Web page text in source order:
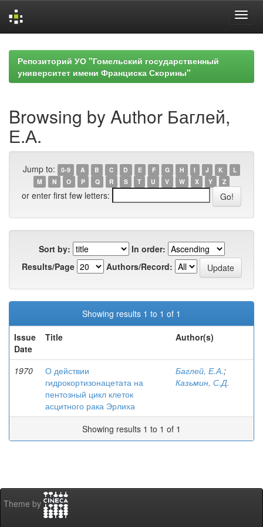
navigationРепозиторий УО "Гомельский государственный
университет имени Франциска Скорины"
Browsing by Author Баглей,
Е.А.
Jump to: 0-9 A B C D E F G H I J K
L
M
N O P Q R S T U V W X Y Z
or enter first few letters:
Sort by:
In order:
Results/Page
Authors/Record:
Showing results 1 to 1 of 1
Issue
Date
Title Author(s)
1970
О действии
гидрокортизонацетата на
пентозный цикл клеток
асцитного рака Эрлиха
Баглей, Е.А.;
Казьмин, С.Д.
Showing results 1 to 1 of 1
Theme by